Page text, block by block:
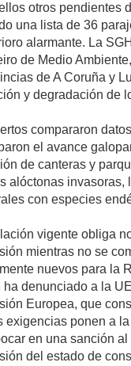
otros pendientes
una lista de 36
alarmante. La
de Medio
de A Coruña y
y degradación de
compararon
el avance
de canteras y
alóctonas invasoras,
con especies
vigente obliga
mientras no se
nuevos para la
ha denunciado a la
Europea, que
exigencias ponen a
en una sanción
del estado de